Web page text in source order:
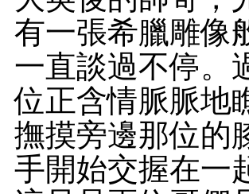
有一張希臘雕像
一直談過不停。
位正含情脈脈地
撫摸旁邊那位的
手開始交握在一